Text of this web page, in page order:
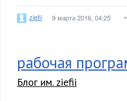
ziefii 9 марта 2016, 04:25
рабочая
Блог им. ziefii